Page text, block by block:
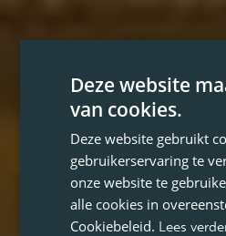
Deze website
van cookies.
Deze website gebruikt
gebruikerservaring te
onze website te
alle cookies in
Cookiebeleid. Lees